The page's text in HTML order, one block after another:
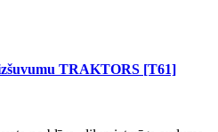
TRAKTORS [T61]